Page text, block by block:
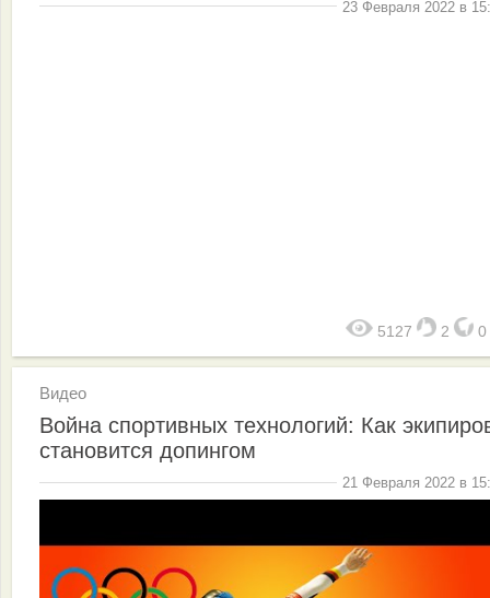
23 Февраля 2022 в
5127 2 0
Видео
Война спортивных технологий: Как
становится допингом
21 Февраля 2022 в